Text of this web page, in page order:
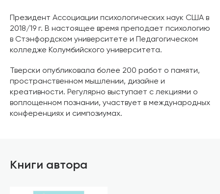
Президент Ассоциации психологических наук США в
2018/19 г. В настоящее время преподает психологию
в Стэнфордском университете и Педагогическом
колледже Колумбийского университета.
Тверски опубликовала более 200 работ о памяти,
пространственном мышлении, дизайне и
креативности. Регулярно выступает с лекциями о
воплощенном познании, участвует в международных
конференциях и симпозиумах.
Книги автора